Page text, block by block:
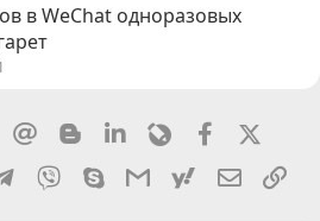
в WeChat одноразовых
Odnoklassniki
Mail.ru BloggerLinkedinLivejournalFacebook
Telegram
Viber SkypeGmailyahoomail